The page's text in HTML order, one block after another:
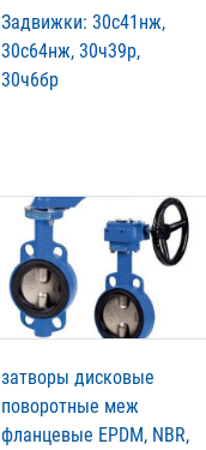
Задвижки: 30с41нж,
30с64нж, 30ч39р,
30ч6бр
затворы дисковые
поворотные меж
фланцевые EPDM, NBR,